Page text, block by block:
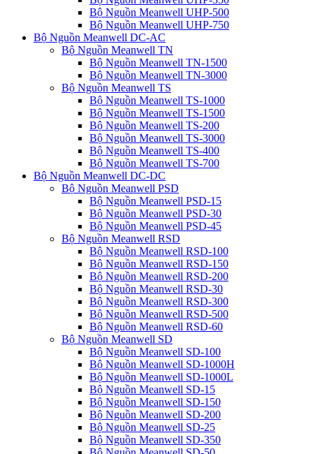
Bộ Nguồn Meanwell UHP-500
Bộ Nguồn Meanwell UHP-750
Bộ Nguồn Meanwell DC-AC
Bộ Nguồn Meanwell TN
Bộ Nguồn Meanwell TN-1500
Bộ Nguồn Meanwell TN-3000
Bộ Nguồn Meanwell TS
Bộ Nguồn Meanwell TS-1000
Bộ Nguồn Meanwell TS-1500
Bộ Nguồn Meanwell TS-200
Bộ Nguồn Meanwell TS-3000
Bộ Nguồn Meanwell TS-400
Bộ Nguồn Meanwell TS-700
Bộ Nguồn Meanwell DC-DC
Bộ Nguồn Meanwell PSD
Bộ Nguồn Meanwell PSD-15
Bộ Nguồn Meanwell PSD-30
Bộ Nguồn Meanwell PSD-45
Bộ Nguồn Meanwell RSD
Bộ Nguồn Meanwell RSD-100
Bộ Nguồn Meanwell RSD-150
Bộ Nguồn Meanwell RSD-200
Bộ Nguồn Meanwell RSD-30
Bộ Nguồn Meanwell RSD-300
Bộ Nguồn Meanwell RSD-500
Bộ Nguồn Meanwell RSD-60
Bộ Nguồn Meanwell SD
Bộ Nguồn Meanwell SD-100
Bộ Nguồn Meanwell SD-1000H
Bộ Nguồn Meanwell SD-1000L
Bộ Nguồn Meanwell SD-15
Bộ Nguồn Meanwell SD-150
Bộ Nguồn Meanwell SD-200
Bộ Nguồn Meanwell SD-25
Bộ Nguồn Meanwell SD-350